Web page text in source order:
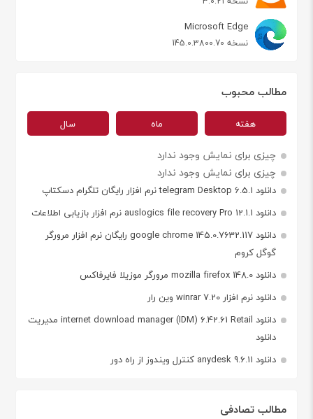
Microsoft Edge
نسخه 145.0.3800.70
مطالب محبوب
هفته ماه سال
چیزی برای نمایش وجود ندارد
چیزی برای نمایش وجود ندارد
دانلود telegram Desktop 6.5.1 نرم افزار رایگان تلگرام دسکتاپ
دانلود auslogics file recovery Pro 12.1.1 نرم افزار بازیابی اطلاعات
دانلود google chrome 145.0.7632.117 رایگان نرم افزار مرورگر
گوگل کروم
دانلود mozilla firefox 148.0 مرورگر موزیلا فایرفاکس
دانلود نرم افزار winrar 7.20 وین رار
دانلود internet download manager (IDM) 6.42.61 Retail مدیریت
دانلود
دانلود anydesk 9.6.11 کنترل ویندوز از راه دور
مطالب تصادفی